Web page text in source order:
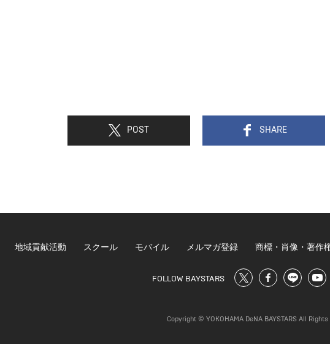
POST SHARE
地域貢献活動 スクール モバイル メルマガ登録 商標・肖像・著作
FOLLOW BAYSTARS
Copyright © YOKOHAMA DeNA BAYSTARS All Rights